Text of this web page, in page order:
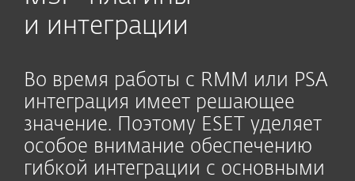
и интеграции
Во время работы с RMM или PSA
интеграция имеет решающее
значение. Поэтому ESET уделяет
особое внимание обеспечению
гибкой интеграции с основными